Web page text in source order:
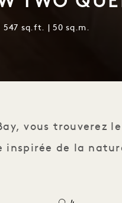
547 sq.ft. | 50 sq.m.
vous trouverez
inspirée de la